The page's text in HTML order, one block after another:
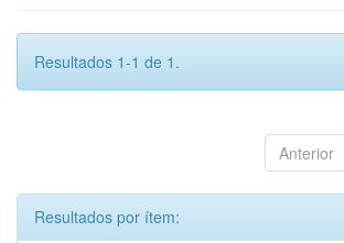
Resultados 1-1 de 1.
Anterior
Resultados por ítem: